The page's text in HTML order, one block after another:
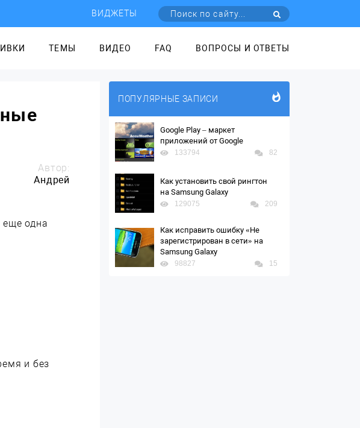
ВИДЖЕТЫ
ТЕМЫ ВИДЕО FAQ ВОПРОСЫ И ОТВЕТЫ
Автор:
Андрей
одна
и без
ПОПУЛЯРНЫЕ ЗАПИСИ
Google Play – маркет
приложений от Google
133794 82
Как установить свой рингтон
на Samsung Galaxy
129075 209
Как исправить ошибку «Не
зарегистрирован в сети» на
Samsung Galaxy
98827 15